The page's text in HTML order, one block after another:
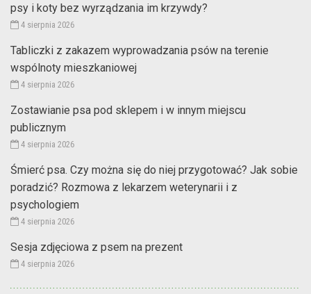
psy i koty bez wyrządzania im krzywdy?
4 sierpnia 2026
Tabliczki z zakazem wyprowadzania psów na terenie
wspólnoty mieszkaniowej
4 sierpnia 2026
Zostawianie psa pod sklepem i w innym miejscu
publicznym
4 sierpnia 2026
Śmierć psa. Czy można się do niej przygotować? Jak sobie
poradzić? Rozmowa z lekarzem weterynarii i z
psychologiem
4 sierpnia 2026
Sesja zdjęciowa z psem na prezent
4 sierpnia 2026